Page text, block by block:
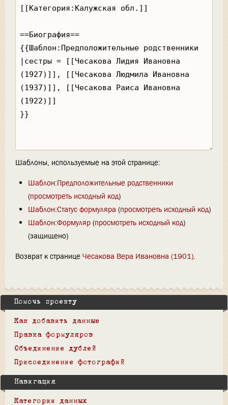
Шаблоны, используемые на этой странице:
Шаблон:Предположительные родственники
(просмотреть исходный код)
Шаблон:Статус формуляра (просмотреть исходный код)
Шаблон:Формуляр(просмотреть исходный код)
(защищено)
Возврат к странице Чесакова Вера Ивановна (1901).
Помочь проекту
Как добавить данные
Правка формуляров
Объединение дублей
Присоединение фотографий
Навигация
Категории данных